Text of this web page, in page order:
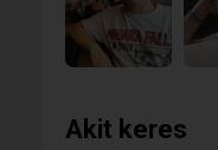
Akit keres